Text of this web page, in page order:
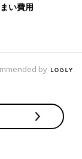
い費用
by